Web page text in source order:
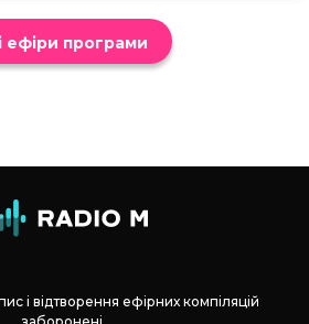
ефіри програми
і відтворення ефірних компіляцій